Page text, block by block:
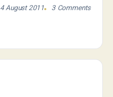
4 August 2011 3 Comments